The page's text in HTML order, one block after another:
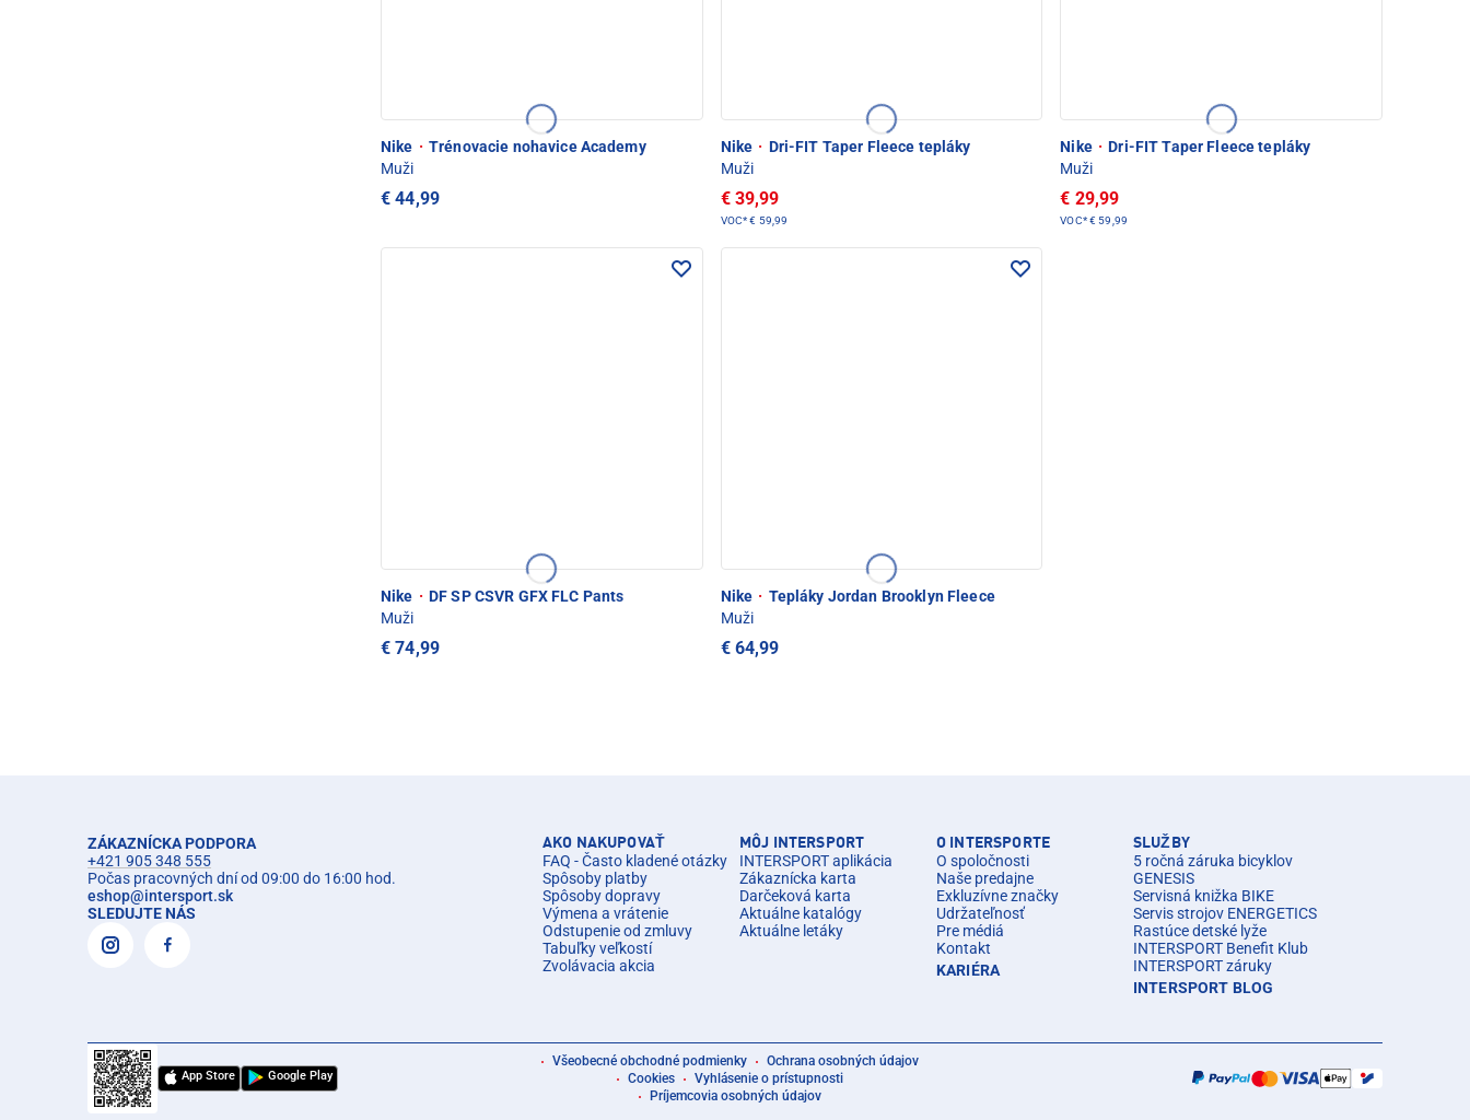
Nike · Trénovacie nohavice Academy
Muži
€ 44,99
Nike · Dri-FIT Taper Fleece tepláky
Muži
€ 39,99
VOC*€ 59,99
Nike · Dri-FIT Taper Fleece tepláky
Muži
€ 29,99
VOC*€ 59,99
Nike · DF SP CSVR GFX FLC Pants
Muži
€ 74,99
Nike · Tepláky Jordan Brooklyn Fleece
Muži
€ 64,99
ZÁKAZNÍCKA PODPORA
+421 905 348 555
Počas pracovných dní od 09:00 do 16:00 hod.
eshop@intersport.sk
SLEDUJTE NÁS
AKO NAKUPOVAŤ
FAQ - Často kladené otázky
Spôsoby platby
Spôsoby dopravy
Výmena a vrátenie
Odstupenie od zmluvy
Tabuľky veľkostí
Zvolávacia akcia
MÔJ INTERSPORT
INTERSPORT aplikácia
Zákaznícka karta
Darčeková karta
Aktuálne katalógy
Aktuálne letáky
O INTERSPORTE
O spoločnosti
Naše predajne
Exkluzívne značky
Udržateľnosť
Pre médiá
Kontakt
KARIÉRA
SLUŽBY
5 ročná záruka bicyklov
GENESIS
Servisná knižka BIKE
Servis strojov ENERGETICS
Rastúce detské lyže
INTERSPORT Benefit Klub
INTERSPORT záruky
INTERSPORT BLOG
App Store Google Play
Všeobecné obchodné podmienky
Ochrana osobných údajov
Cookies
Vyhlásenie o prístupnosti
Príjemcovia osobných údajov